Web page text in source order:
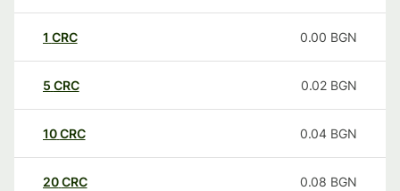
1 CRC 0.00 BGN
5 CRC 0.02 BGN
10CRC 0.04 BGN
20CRC 0.08 BGN